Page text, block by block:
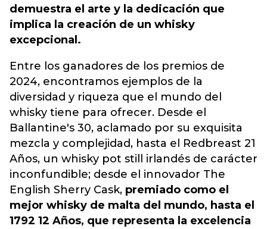
demuestra el arte y la dedicación que
implica la creación de un whisky
excepcional.
Entre los ganadores de los premios de
2024, encontramos ejemplos de la
diversidad y riqueza que el mundo del
whisky tiene para ofrecer. Desde el
Ballantine's 30, aclamado por su exquisita
mezcla y complejidad, hasta el Redbreast 21
Años, un whisky pot still irlandés de carácter
inconfundible; desde el innovador The
English Sherry Cask, premiado como el
mejor whisky de malta del mundo, hasta el
1792 12 Años, que representa la excelencia